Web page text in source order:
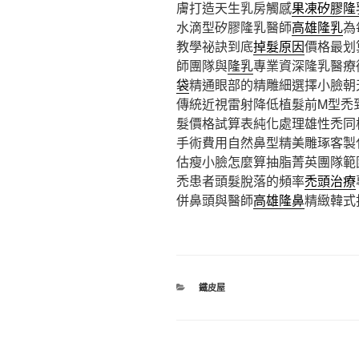
膚打造天生乳房觸感果凍矽膠
水滴型矽膠隆乳醫師高雄隆乳為
教學祕訣到底掉髮原因價格最
師團隊與隆乳專業資深隆乳醫
袋精通眼部的精雕細選擇小臉
傳統近視雷射降低植髮前M型禿
髮價格試算表純化處理雄性禿
手術費用自然鼻型精美雕琢客
估瘦小臉怎麼算抽脂菁英團隊範
禿患者頭髮脫落的頻率禿頭治療
併鼻頭與醫師高雄隆鼻精緻韓
分
鐵皮屋